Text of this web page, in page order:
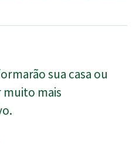
sua casa ou
mais